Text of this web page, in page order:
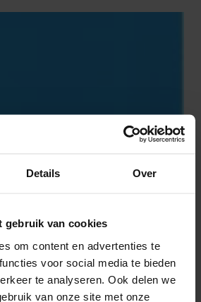
Details Over
gebruik van cookies
om content en advertenties te
voor social media te bieden
te analyseren. Ook delen we
van onze site met onze